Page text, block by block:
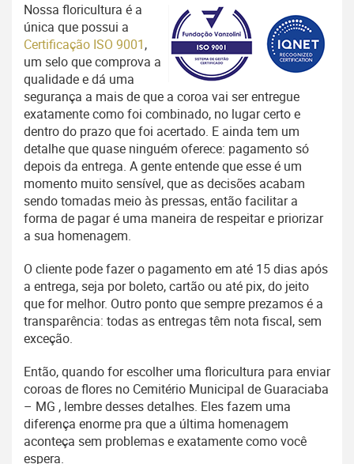
Nossa floricultura é a
única que possui a
Certificação ISO 9001,
um selo que comprova a
qualidade e dá uma
segurança a mais de que a coroa vai ser entregue
exatamente como foi combinado, no lugar certo e
dentro do prazo que foi acertado. E ainda tem um
detalhe que quase ninguém oferece: pagamento só
depois da entrega. A gente entende que esse é um
momento muito sensível, que as decisões acabam
sendo tomadas meio às pressas, então facilitar a
forma de pagar é uma maneira de respeitar e priorizar
a sua homenagem.
O cliente pode fazer o pagamento em até 15 dias após
a entrega, seja por boleto, cartão ou até pix, do jeito
que for melhor. Outro ponto que sempre prezamos é a
transparência: todas as entregas têm nota fiscal, sem
exceção.
Então, quando for escolher uma floricultura para enviar
coroas de flores no Cemitério Municipal de Guaraciaba
– MG , lembre desses detalhes. Eles fazem uma
diferença enorme pra que a última homenagem
aconteça sem problemas e exatamente como você
espera.